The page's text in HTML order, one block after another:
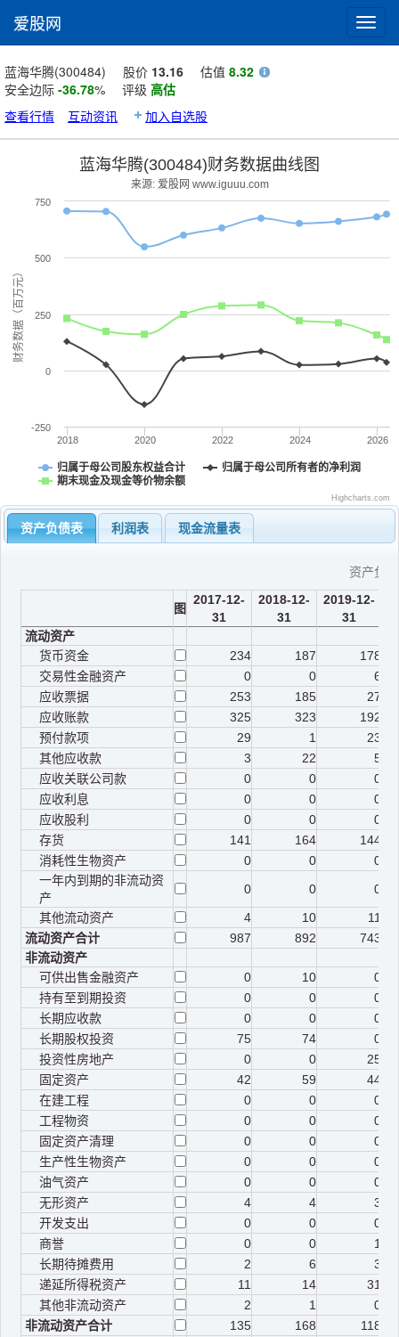
爱股网
蓝海华腾(300484) 股价 13.16 估值 8.32
安全边际 -36.78% 评级 高估
查看行情
互动资讯 加入自选股
财务数据（百万元）
蓝海华腾(300484)财务数据曲线图
来源: 爱股网 www.iguuu.com
归属于母公司股东权益合计
归属于母公司所有者的净利润
期末现金及现金等价物余额
2018 2020 2022 2024 2026
-250
0
250
500
750
Highcharts.com
资产负债表 利润表 现金流量表
资产负
图
2017-12-
31
2018-12-
31
2019-12-
31
流动资产
货币资金
234 187
178
交易性金融资产
0 0
6
应收票据
253 185
27
应收账款
325 323
192
预付款项
29 1
23
其他应收款
3 22
5
应收关联公司款
0 0
0
应收利息
0 0
0
应收股利
0 0
0
存货
141 164
144
消耗性生物资产
0 0
0
一年内到期的非流动资
产
0 0
0
其他流动资产
4 10
11
流动资产合计
987 892
743
非流动资产
可供出售金融资产
0 10
0
持有至到期投资
0 0
0
长期应收款
0 0
0
长期股权投资
75 74
0
投资性房地产
0 0
25
固定资产
42 59
44
在建工程
0 0
0
工程物资
0 0
0
固定资产清理
0 0
0
生产性生物资产
0 0
0
油气资产
0 0
0
无形资产
4 4
3
开发支出
0 0
0
商誉
0 0
1
长期待摊费用
2 6
3
递延所得税资产
11 14
31
其他非流动资产
2 1
0
非流动资产合计
135 168
118